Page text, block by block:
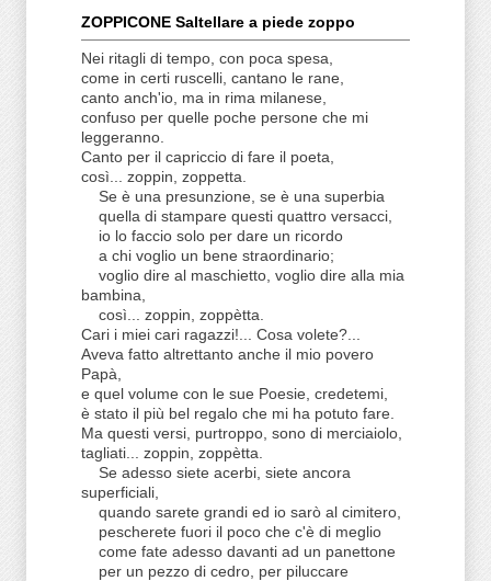
ZOPPICONE Saltellare a piede zoppo
Nei ritagli di tempo, con poca spesa,
come in certi ruscelli, cantano le rane,
canto anch'io, ma in rima milanese,
confuso per quelle poche persone che mi
leggeranno.
Canto per il capriccio di fare il poeta,
così... zoppin, zoppetta.
Se è una presunzione, se è una superbia
quella di stampare questi quattro versacci,
io lo faccio solo per dare un ricordo
a chi voglio un bene straordinario;
voglio dire al maschietto, voglio dire alla mia
bambina,
così... zoppin, zoppètta.
Cari i miei cari ragazzi!... Cosa volete?...
Aveva fatto altrettanto anche il mio povero
Papà,
e quel volume con le sue Poesie, credetemi,
è stato il più bel regalo che mi ha potuto fare.
Ma questi versi, purtroppo, sono di merciaiolo,
tagliati... zoppin, zoppètta.
Se adesso siete acerbi, siete ancora
superficiali,
quando sarete grandi ed io sarò al cimitero,
pescherete fuori il poco che c'è di meglio
come fate adesso davanti ad un panettone
per un pezzo di cedro, per piluccare